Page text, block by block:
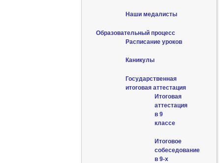
Наши медалисты
Образовательный процесс
Расписание уроков
Каникулы
Государственная
итоговая аттестация
Итоговая
аттестация
в 9
классе
Итоговое
собеседование
в 9-х